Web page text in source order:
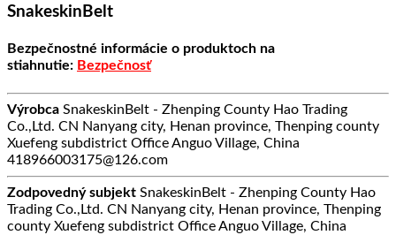
SnakeskinBelt
Bezpečnostné informácie o produktoch na
stiahnutie: Bezpečnosť
Výrobca SnakeskinBelt - Zhenping County Hao Trading
Co.,Ltd. CN Nanyang city, Henan province, Thenping county
Xuefeng subdistrict Office Anguo Village, China
418966003175@126.com
Zodpovedný subjekt SnakeskinBelt - Zhenping County Hao
Trading Co.,Ltd. CN Nanyang city, Henan province, Thenping
county Xuefeng subdistrict Office Anguo Village, China